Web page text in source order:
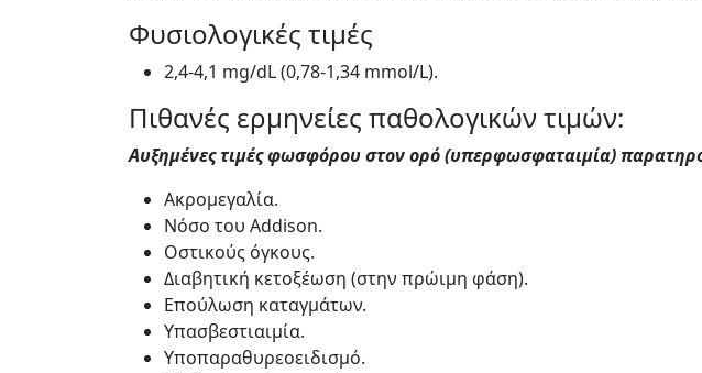
Φυσιολογικές τιμές
2,4-4,1 mg/dL (0,78-1,34 mmol/L).
Πιθανές ερμηνείες παθολογικών τιμών:
Αυξημένες τιμές φωσφόρου στον ορό (υπερφωσφαταιμία)
Ακρομεγαλία.
Νόσο του Addison.
Οστικούς όγκους.
Διαβητική κετοξέωση (στην πρώιμη φάση).
Επούλωση καταγμάτων.
Υπασβεστιαιμία.
Υποπαραθυρεοειδισμό.